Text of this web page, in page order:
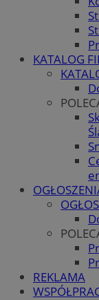
KATALOG
REKLAMA